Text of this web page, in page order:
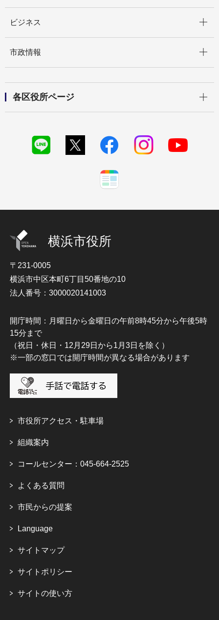
ビジネス
市政情報
各区役所ページ
横浜市役所
〒231-0005
横浜市中区本町6丁目50番地の10
法人番号：3000020141003
開庁時間：月曜日から金曜日の午前8時45分から午後5時
15分まで
（祝日・休日・12月29日から1月3日を除く）
※一部の窓口では開庁時間が異なる場合があります
市役所アクセス・駐車場
組織案内
コールセンター：045-664-2525
よくある質問
市民からの提案
Language
サイトマップ
サイトポリシー
サイトの使い方